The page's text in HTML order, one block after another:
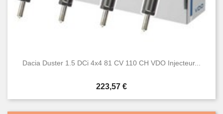
Dacia Duster 1.5 DCi 4x4 81 CV 110 CH VDO Injecteur...
Prix
223,57 €